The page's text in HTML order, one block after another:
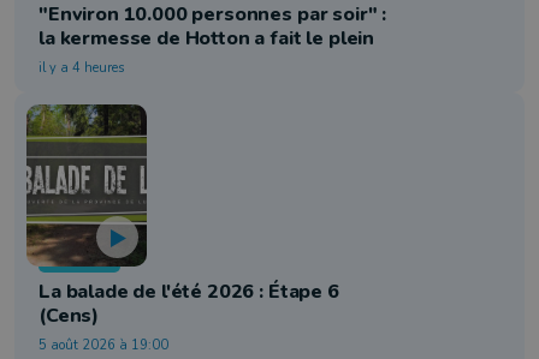
"Environ 10.000 personnes par soir" :
la kermesse de Hotton a fait le plein
il y a 4 heures
Tourisme
La balade de l'été 2026 : Étape 6
(Cens)
5 août 2026 à 19:00